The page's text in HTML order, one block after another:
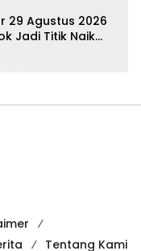
29 Agustus 2026
Jadi Titik Naik
Tentang Kami